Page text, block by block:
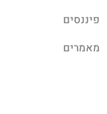
פיננסים
מאמרים